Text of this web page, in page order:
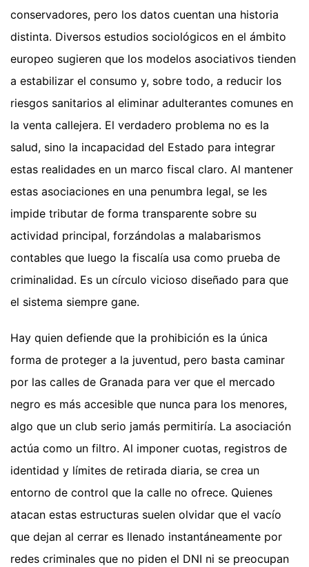
conservadores, pero los datos cuentan una historia
distinta. Diversos estudios sociológicos en el ámbito
europeo sugieren que los modelos asociativos tienden
a estabilizar el consumo y, sobre todo, a reducir los
riesgos sanitarios al eliminar adulterantes comunes en
la venta callejera. El verdadero problema no es la
salud, sino la incapacidad del Estado para integrar
estas realidades en un marco fiscal claro. Al mantener
estas asociaciones en una penumbra legal, se les
impide tributar de forma transparente sobre su
actividad principal, forzándolas a malabarismos
contables que luego la fiscalía usa como prueba de
criminalidad. Es un círculo vicioso diseñado para que
el sistema siempre gane.
Hay quien defiende que la prohibición es la única
forma de proteger a la juventud, pero basta caminar
por las calles de Granada para ver que el mercado
negro es más accesible que nunca para los menores,
algo que un club serio jamás permitiría. La asociación
actúa como un filtro. Al imponer cuotas, registros de
identidad y límites de retirada diaria, se crea un
entorno de control que la calle no ofrece. Quienes
atacan estas estructuras suelen olvidar que el vacío
que dejan al cerrar es llenado instantáneamente por
redes criminales que no piden el DNI ni se preocupan